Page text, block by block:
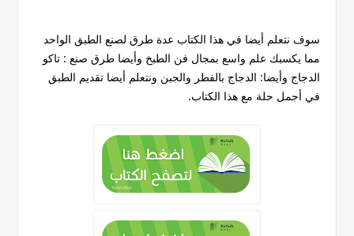
سوف نتعلم أيضا في هذا الكتاب عدة طرق لصنع الطبق الواحد
مما يكسبك علم واسع بمجال فن الطبخ وأيضا طرق صنع : تاكو
الدجاج وأيضا: الدجاج بالفطر والجبن ونتعلم أيضا تقديم الطبق
في أجمل حلة مع هذا الكتاب.